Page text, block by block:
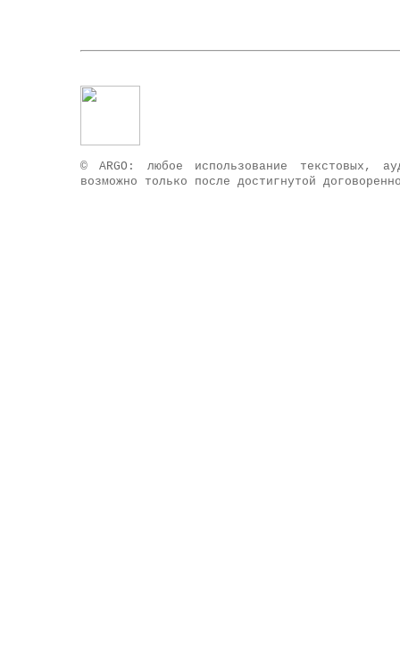
© ARGO: любое использование
возможно только после достигнутой